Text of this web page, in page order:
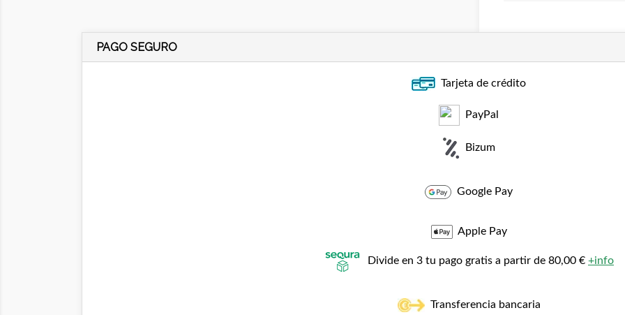
PAGO SEGURO
Tarjeta de crédito
PayPal
Bizum
Google Pay
Apple Pay
Divide en 3 tu pago gratis a partir de 80,00 € +info
Transferencia bancaria